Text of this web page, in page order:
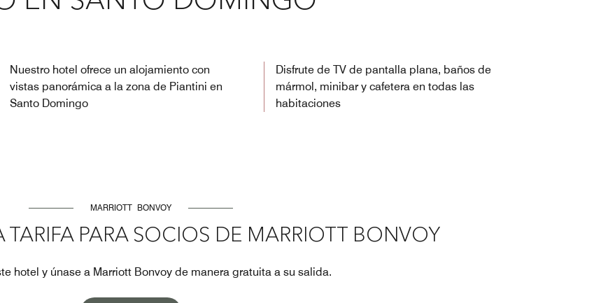
Nuestro hotel ofrece un alojamiento con
vistas panorámica a la zona de Piantini en
Santo Domingo
Disfrute de TV de pantalla plana, baños de
mármol, minibar y cafetera en todas las
habitaciones
MARRIOTT BONVOY
PARA SOCIOS DE MARRIOTT BONVOY
hotel y únase a Marriott Bonvoy de manera gratuita a su salida.